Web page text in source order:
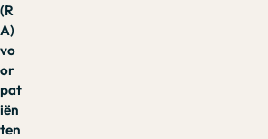
(R
A)
vo
or
pat
iën
ten